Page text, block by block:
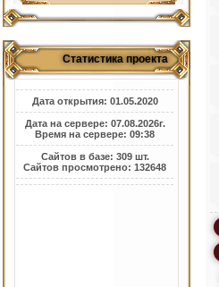
Статистика проекта
Дата открытия: 01.05.2020
Дата на сервере: 07.08.2026г.
Время на сервере: 09:38
Сайтов в базе: 309 шт.
Сайтов просмотрено: 132648